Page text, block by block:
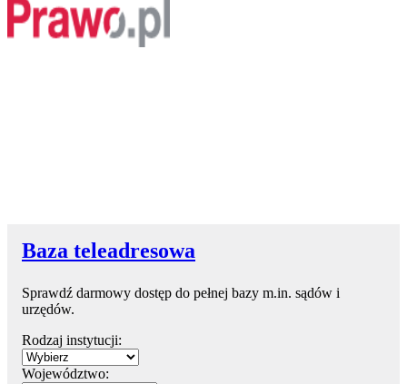
Baza teleadresowa
Sprawdź darmowy dostęp do pełnej bazy m.in. sądów i
urzędów.
Rodzaj instytucji:
Województwo: